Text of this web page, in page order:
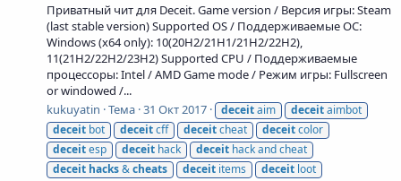
Приватный чит для Deceit. Game version / Версия игры: Steam
(last stable version) Supported OS / Поддерживаемые ОС:
Windows (x64 only): 10(20H2/21H1/21H2/22H2),
11(21H2/22H2/23H2) Supported CPU / Поддерживаемые
процессоры: Intel / AMD Game mode / Режим игры: Fullscreen
or windowed /...
kukuyatin Тема 31 Окт 2017 deceitaim deceitaimbot
deceit bot deceitcff deceitcheat deceitcolor
deceitesp deceit hack deceit hack and cheat
deceit hacks&cheats deceit items deceit loot